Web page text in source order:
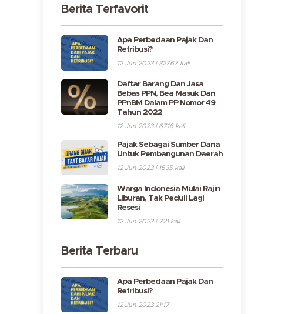
Berita Terfavorit
Apa Perbedaan Pajak Dan
Retribusi?
12 Jun 2023 | 32767 kali
Daftar Barang Dan Jasa
Bebas PPN, Bea Masuk Dan
PPnBM Dalam PP Nomor 49
Tahun 2022
12 Jun 2023 | 6716 kali
Pajak Sebagai Sumber Dana
Untuk Pembangunan Daerah
12 Jun 2023 | 1535 kali
Warga Indonesia Mulai Rajin
Liburan, Tak Peduli Lagi
Resesi
12 Jun 2023 | 721 kali
Berita Terbaru
Apa Perbedaan Pajak Dan
Retribusi?
12 Jun 2023 21:17